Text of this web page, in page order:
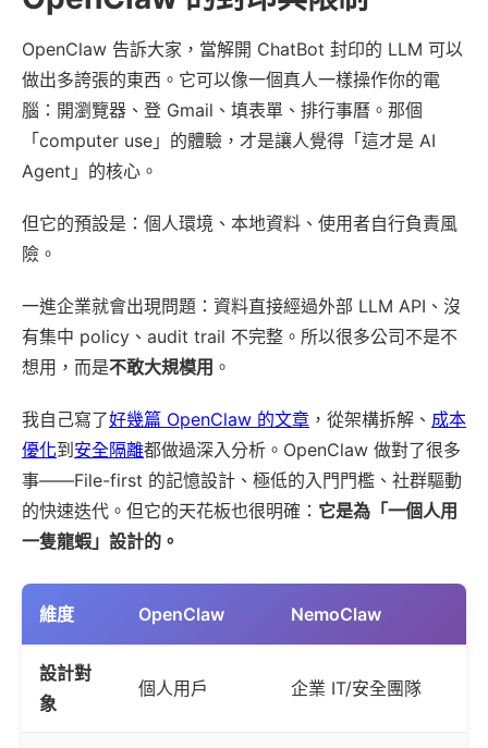
OpenClaw 告訴大家，當解開 ChatBot 封印的 LLM 可以
做出多誇張的東西。它可以像一個真人一樣操作你的電
腦：開瀏覽器、登 Gmail、填表單、排行事曆。那個
「computer use」的體驗，才是讓人覺得「這才是 AI
Agent」的核心。
但它的預設是：個人環境、本地資料、使用者自行負責風
險。
一進企業就會出現問題：資料直接經過外部 LLM API、沒
有集中 policy、audit trail 不完整。所以很多公司不是不
想用，而是不敢大規模用 。
我自己寫了好幾篇 OpenClaw 的文章 ，從架構拆解、 成本
優化到安全隔離都做過深入分析。OpenClaw 做對了很多
事——File-first 的記憶設計、極低的入門門檻、社群驅動
的快速迭代。但它的天花板也很明確： 它是為「一個人用
一隻龍蝦」設計的。
維度 OpenClaw NemoClaw
設計對
象
個人用戶 企業 IT/安全團隊